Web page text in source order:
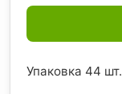
Упаковка 44 шт.